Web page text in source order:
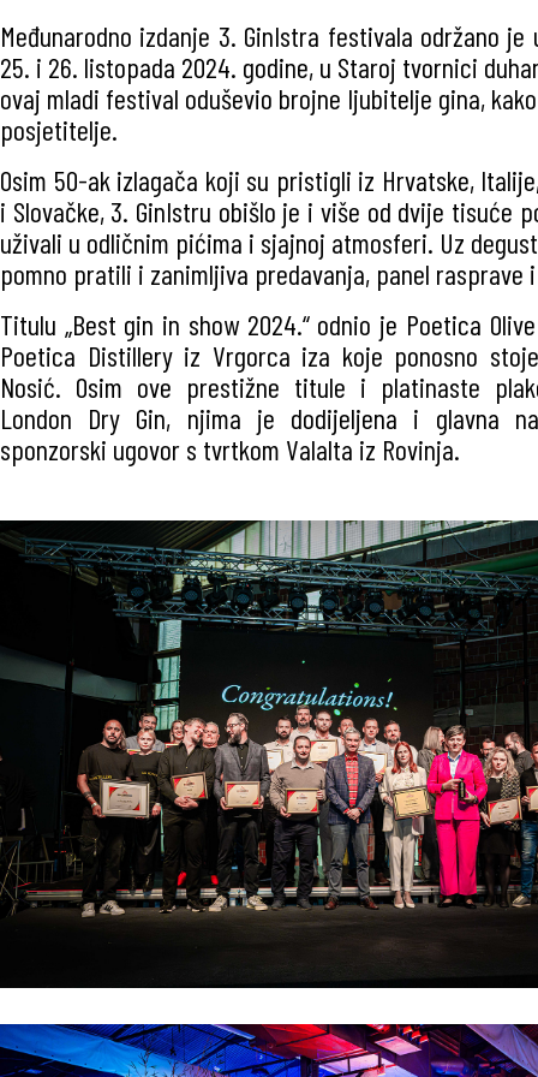
Međunarodno izdanje 3. GinIstra festivala održano
25. i 26. listopada 2024. godine, u Staroj tvornici
ovaj mladi festival oduševio brojne ljubitelje gina,
posjetitelje.
Osim 50-ak izlagača koji su pristigli iz Hrvatske,
i Slovačke, 3. GinIstru obišlo je i više od dvije tisuće
uživali u odličnim pićima i sjajnoj atmosferi. Uz
pomno pratili i zanimljiva predavanja, panel rasprave
Titulu „Best gin in show 2024.“ odnio je Poetica
Poetica Distillery iz Vrgorca iza koje ponosno
Nosić. Osim ove prestižne titule i platinaste
London Dry Gin, njima je dodijeljena i glavna
sponzorski ugovor s tvrtkom Valalta iz Rovinja.